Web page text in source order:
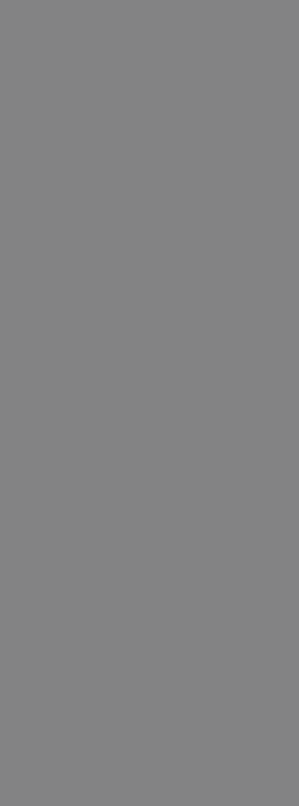
με διάφορες
ανθρώπων
επωφελές
προκειμένου να
σχετικά με
τους.
από το
χρήστης πριν
λόγω ιστότοπο.
της
με
Cookie-
θυμάται τις
cookie
το